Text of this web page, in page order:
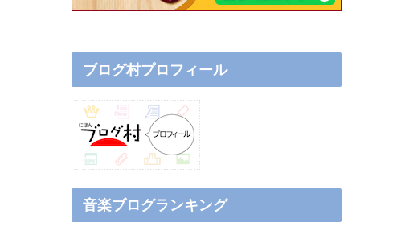
ブログ村プロフィール
音楽ブログランキング